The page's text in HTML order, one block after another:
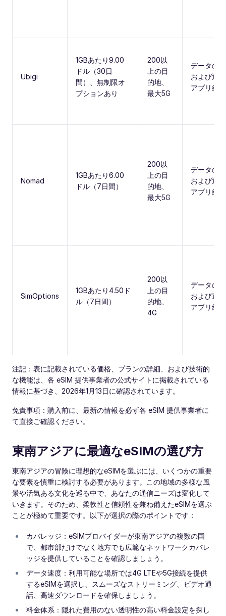
Ubigi
1GBあたり9.00
ドル（30日
間）、無制限オ
プションあり
200以
上の目
的地、
最大5G
データの
および通
アプリ経
Nomad
1GBあたり6.00
ドル（7日間）
200以
上の目
的地、
最大5G
データの
および通
アプリ経
SimOptions
1GBあたり4.50ド
ル（7日間）
200以
上の目
的地、
4G
データの
および通
アプリ経
注記：表に記載されている価格、プランの詳細、および技術的
な機能は、各 eSIM 提供事業者の公式サイトに掲載されている
情報に基づき、2026年1月13日に確認されています。
免責事項：購入前に、最新の情報を必ず各 eSIM 提供事業者に
て直接ご確認ください。
東南アジアに最適なeSIMの選び方
東南アジアの冒険に理想的なeSIMを選ぶには、いくつかの重要
な要素を慎重に検討する必要があります。この地域の多様な風
景や活気ある文化を巡る中で、あなたの通信ニーズは変化して
いきます。そのため、柔軟性と信頼性を兼ね備えたeSIMを選ぶ
ことが極めて重要です。以下が選択の際のポイントです：
カバレッジ：eSIMプロバイダーが東南アジアの複数の国
で、都市部だけでなく地方でも広範なネットワークカバレ
ッジを提供していることを確認しましょう。
データ速度：利用可能な場所では4G LTEや5G接続を提供
するeSIMを選択し、スムーズなストリーミング、ビデオ通
話、高速ダウンロードを確保しましょう。
料金体系：隠れた費用のない透明性の高い料金設定を探し